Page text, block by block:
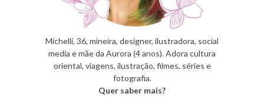
Michelli, 36, mineira, designer, ilustradora, social
media e mãe da Aurora (4 anos). Adora cultura
oriental, viagens, ilustração, filmes, séries e
fotografia.
Quer saber mais?